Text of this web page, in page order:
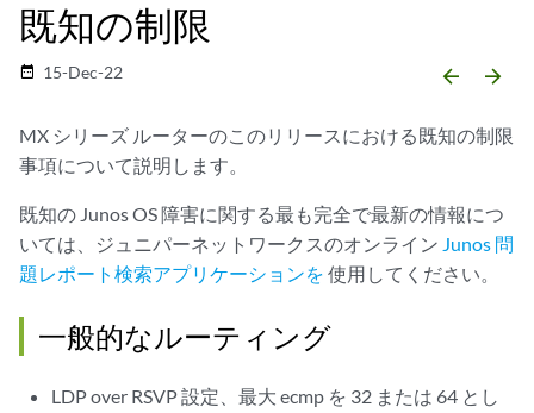
既知の制限
date_range 15-Dec-22 arrow_backward arrow_forward
MX シリーズ ルーターのこのリリースにおける既知の制限
事項について説明します。
既知の Junos OS 障害に関する最も完全で最新の情報につ
いては、ジュニパーネットワークスのオンライン Junos 問
題レポート検索アプリケーションを 使用してください。
一般的なルーティング
LDP over RSVP 設定、最大 ecmp を 32 または 64 とし